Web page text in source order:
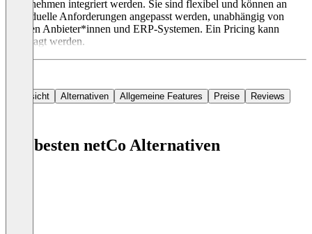
Unternehmen integriert werden. Sie sind flexibel und können an
individuelle Anforderungen angepasst werden, unabhängig von
anderen Anbieter*innen und ERP-Systemen. Ein Pricing kann
angefragt werden.
Übersicht Alternativen Allgemeine Features Preise Reviews
Die besten netCo Alternativen